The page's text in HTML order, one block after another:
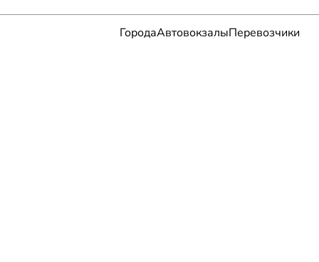
ГородаАвтовокзалыПеревозчики